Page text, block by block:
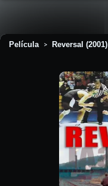
Película > Reversal (2001)